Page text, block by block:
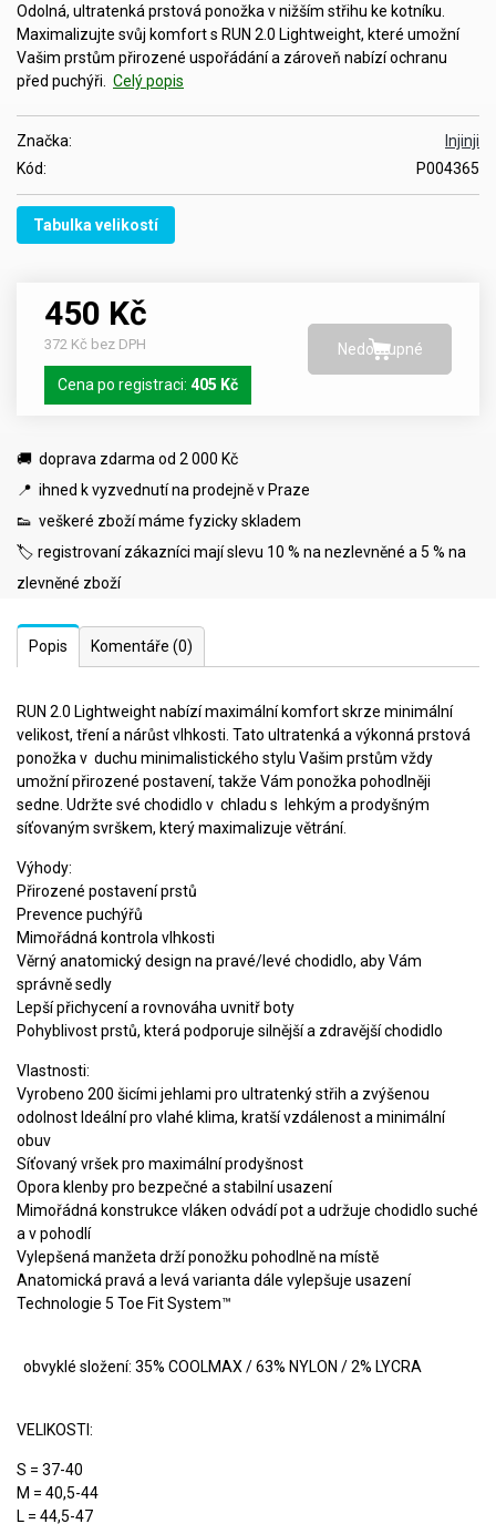
Odolná, ultratenká prstová ponožka v nižším střihu ke kotníku.
Maximalizujte svůj komfort s RUN 2.0 Lightweight, které umožní
Vašim prstům přirozené uspořádání a zároveň nabízí ochranu
před puchýři.
Celý popis
Injinji
Značka:
P004365
Kód:
Tabulka velikostí
450 Kč
372 Kč bez DPH
Cena po registraci: 405 Kč
🚚 doprava zdarma od 2 000 Kč
📍 ihned k vyzvednutí na prodejně v Praze
👟 veškeré zboží máme fyzicky skladem
🏷️ registrovaní zákazníci mají slevu 10 % na nezlevněné a 5 % na
zlevněné zboží
Popis Komentáře (0)
RUN 2.0 Lightweight nabízí maximální komfort skrze minimální
velikost, tření a nárůst vlhkosti. Tato ultratenká a výkonná prstová
ponožka v duchu minimalistického stylu Vašim prstům vždy
umožní přirozené postavení, takže Vám ponožka pohodlněji
sedne. Udržte své chodidlo v chladu s lehkým a prodyšným
síťovaným svrškem, který maximalizuje větrání.
Výhody:
Přirozené postavení prstů
Prevence puchýřů
Mimořádná kontrola vlhkosti
Věrný anatomický design na pravé/levé chodidlo, aby Vám
správně sedly
Lepší přichycení a rovnováha uvnitř boty
Pohyblivost prstů, která podporuje silnější a zdravější chodidlo
Vlastnosti:
Vyrobeno 200 šicími jehlami pro ultratenký střih a zvýšenou
odolnost Ideální pro vlahé klima, kratší vzdálenost a minimální
obuv
Síťovaný vršek pro maximální prodyšnost
Opora klenby pro bezpečné a stabilní usazení
Mimořádná konstrukce vláken odvádí pot a udržuje chodidlo suché
a v pohodlí
Vylepšená manžeta drží ponožku pohodlně na místě
Anatomická pravá a levá varianta dále vylepšuje usazení
Technologie 5 Toe Fit System™
obvyklé složení: 35% COOLMAX / 63% NYLON / 2% LYCRA
VELIKOSTI:
S = 37-40
M = 40,5-44
L = 44,5-47